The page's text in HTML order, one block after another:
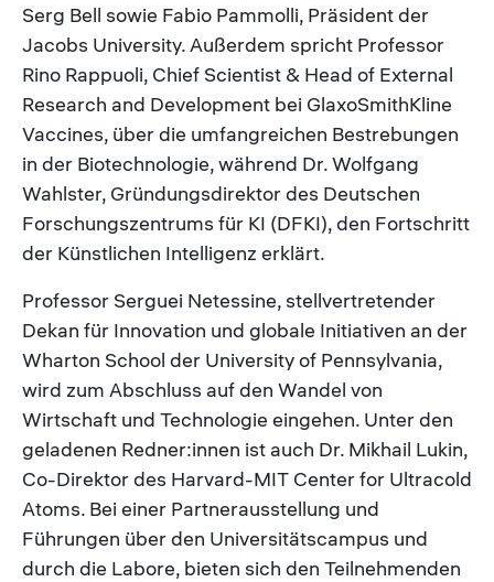
Serg Bell sowie Fabio Pammolli, Präsident der
Jacobs University. Außerdem spricht Professor
Rino Rappuoli, Chief Scientist & Head of External
Research and Development bei GlaxoSmithKline
Vaccines, über die umfangreichen Bestrebungen
in der Biotechnologie, während Dr. Wolfgang
Wahlster, Gründungsdirektor des Deutschen
Forschungszentrums für KI (DFKI), den Fortschritt
der Künstlichen Intelligenz erklärt.
Professor Serguei Netessine, stellvertretender
Dekan für Innovation und globale Initiativen an der
Wharton School der University of Pennsylvania,
wird zum Abschluss auf den Wandel von
Wirtschaft und Technologie eingehen. Unter den
geladenen Redner:innen ist auch Dr. Mikhail Lukin,
Co-Direktor des Harvard-MIT Center for Ultracold
Atoms. Bei einer Partnerausstellung und
Führungen über den Universitätscampus und
durch die Labore, bieten sich den Teilnehmenden